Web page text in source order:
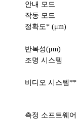
안내 모드
작동 모드
정확도* (μm)
반복성(μm)
조명 시스템
비디오 시스템**
측정 소프트웨어